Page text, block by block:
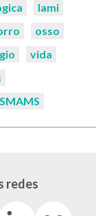
lami
osso
vida
SMAMS
redes
LinkedIn